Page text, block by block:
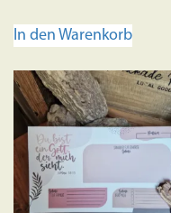
In den Warenkorb